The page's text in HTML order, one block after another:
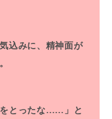
込みに、精神面が
をとったな……」と